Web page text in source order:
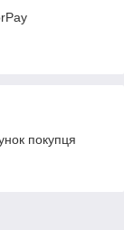
покупця